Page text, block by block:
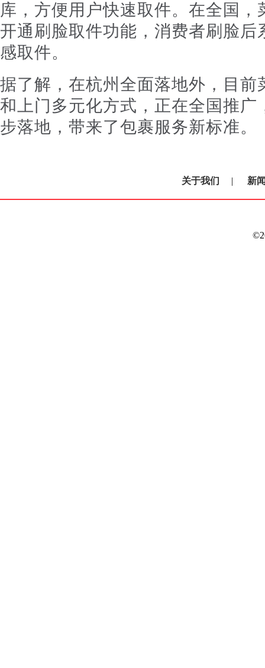
库，方便用户快速取件。在全国
开通刷脸取件功能，消费者刷脸
感取件。
据了解，在杭州全面落地外，目
和上门多元化方式，正在全国推广
步落地，带来了包裹服务新标准。
关于我们 新